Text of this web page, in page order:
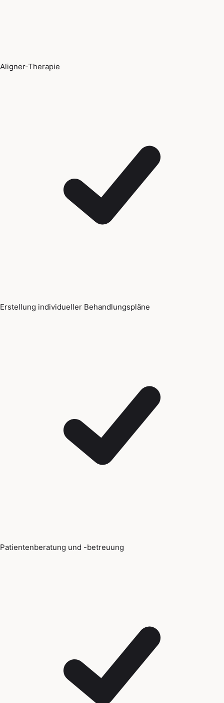
Aligner-Therapie
Erstellung individueller Behandlungspläne
Patientenberatung und -betreuung